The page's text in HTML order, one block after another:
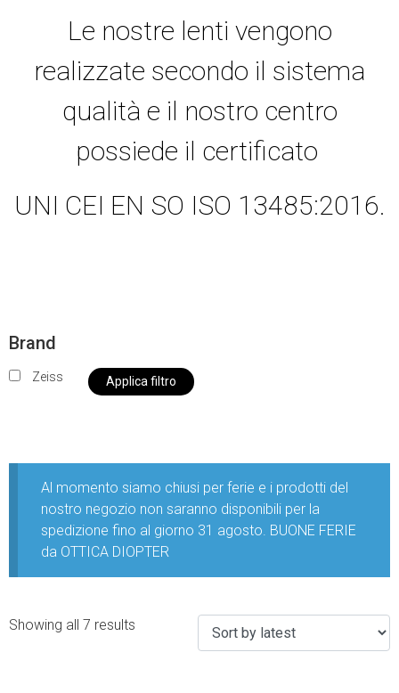
Le nostre lenti vengono
realizzate secondo il sistema
qualità e il nostro centro
possiede il certificato
UNI CEI EN SO ISO 13485:2016.
Brand
Zeiss Applica filtro
Al momento siamo chiusi per ferie e i prodotti del
nostro negozio non saranno disponibili per la
spedizione fino al giorno 31 agosto. BUONE FERIE
da OTTICA DIOPTER
Showing all 7 results